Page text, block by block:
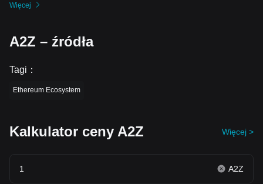
Więcej
A2Z – źródła
Tagi ：
Ethereum Ecosystem
Kalkulator ceny A2Z Więcej >
A2Z